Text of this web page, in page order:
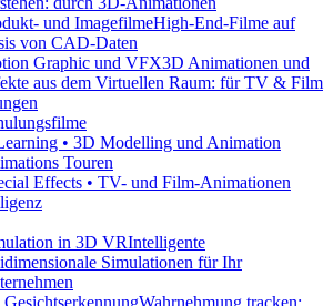
und ImagefilmeHigh-End-Filme auf
von CAD-Daten
Graphic und VFX3D Animationen und
aus dem Virtuellen Raum: für TV & Film
• 3D Modelling und Animation
Touren
Effects • TV- und Film-Animationen
in 3D VRIntelligente
Simulationen für Ihr
Wahrnehmung tracken: